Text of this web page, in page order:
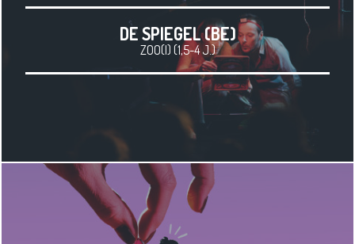
DE SPIEGEL (BE)
ZOO(I) (1,5-4 J.)